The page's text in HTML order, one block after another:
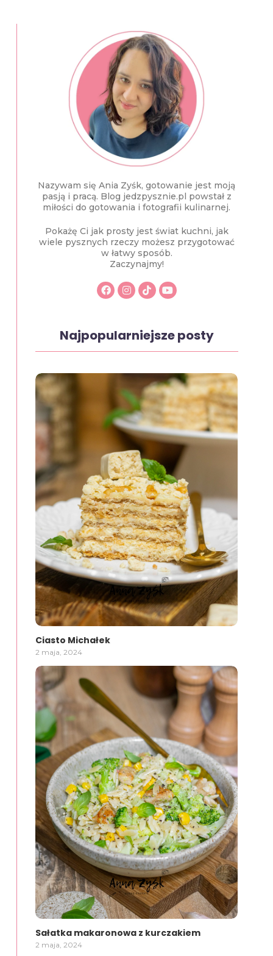
Nazywam się Ania Zyśk, gotowanie jest moją
pasją i pracą. Blog jedzpysznie.pl powstał z
miłości do gotowania i fotografii kulinarnej.
Pokażę Ci jak prosty jest świat kuchni, jak
wiele pysznych rzeczy możesz przygotować
w łatwy sposób.
Zaczynajmy!
Najpopularniejsze posty
Ciasto Michałek
2 maja, 2024
Sałatka makaronowa z kurczakiem
2 maja, 2024